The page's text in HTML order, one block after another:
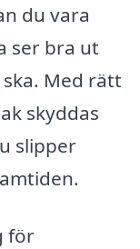
du vara
ser bra ut
Med rätt
skyddas
slipper
för